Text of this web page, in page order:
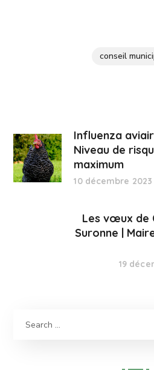
conseil
Influenza
Niveau de
maximum
10 décembre 2023
Les vœux de
Suronne |
19